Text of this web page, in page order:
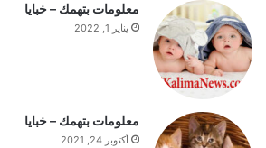
معلومات بتهمك – خبايا
يناير 1, 2022
معلومات بتهمك – خبايا
أكتوبر 24, 2021